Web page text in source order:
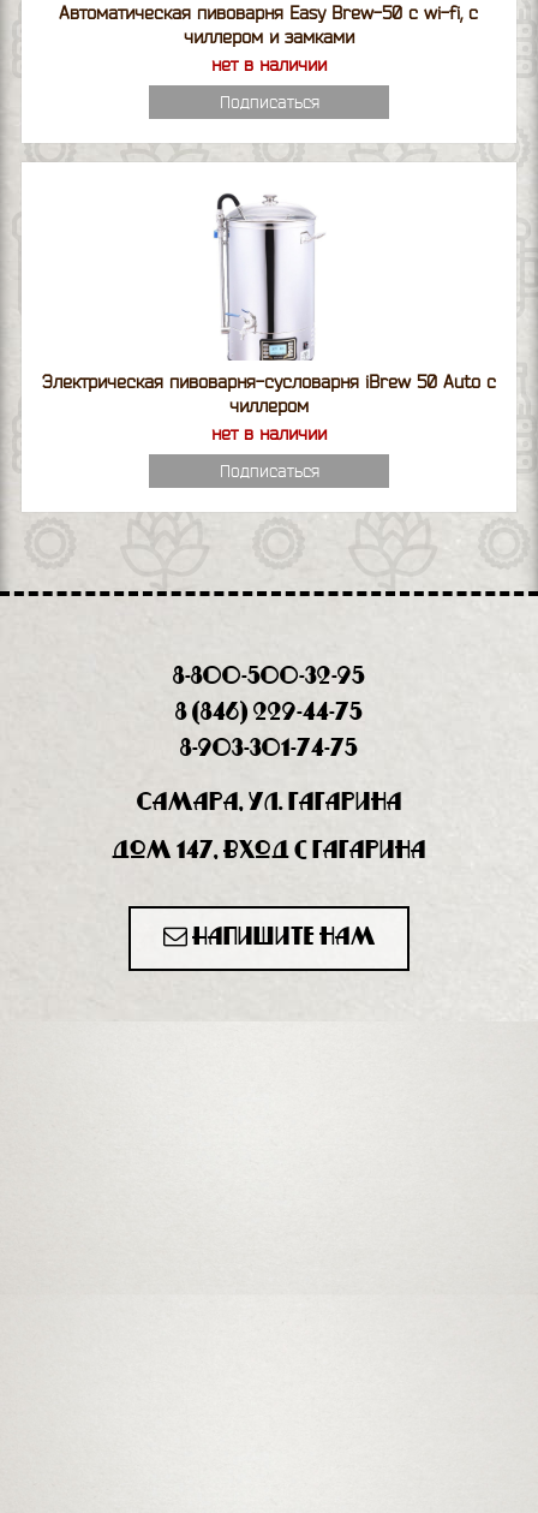
Автоматическая пивоварня Easy Brew-50 c wi-fi, с
чиллером и замками
нет в наличии
Подписаться
Электрическая пивоварня-сусловарня iBrew 50 Auto с
чиллером
нет в наличии
Подписаться
8-800-500-32-95
8 (846) 229-44-75
8-903-301-74-75
Самара, ул. Гагарина
дом 147, вход с Гагарина
Напишите нам